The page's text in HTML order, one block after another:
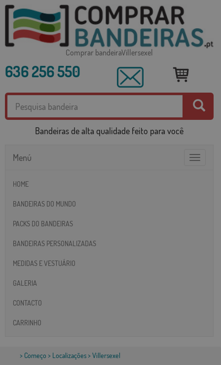
Comprar bandeiraVillersexel
636 256 550
Bandeiras de alta qualidade feito para você
Toggle
Menú
HOME
BANDEIRAS DO MUNDO
PACKS DO BANDEIRAS
BANDEIRAS PERSONALIZADAS
MEDIDAS E VESTUÁRIO
GALERIA
CONTACTO
CARRINHO
> Começo > Localizações> Villersexel